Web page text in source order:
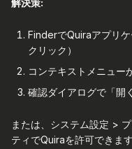
解決策:
FinderでQuiraアプリ
クリック）
コンテキストメニュー
確認ダイアログで「開
または、システム設定 >
ティでQuiraを許可できます